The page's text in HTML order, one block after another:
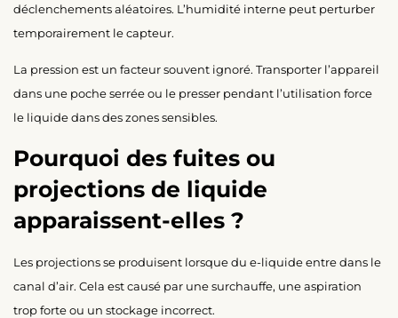
déclenchements aléatoires. L’humidité interne peut perturber
temporairement le capteur.
La pression est un facteur souvent ignoré. Transporter l’appareil
dans une poche serrée ou le presser pendant l’utilisation force
le liquide dans des zones sensibles.
Pourquoi des fuites ou
projections de liquide
apparaissent-elles ?
Les projections se produisent lorsque du e-liquide entre dans le
canal d’air. Cela est causé par une surchauffe, une aspiration
trop forte ou un stockage incorrect.